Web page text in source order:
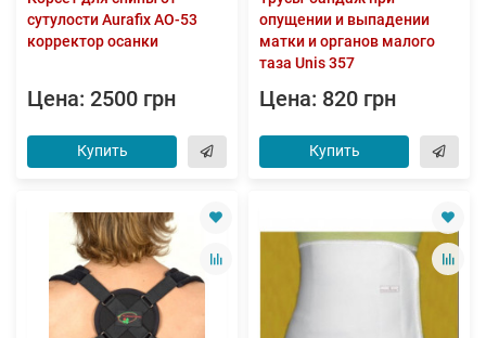
сутулости Aurafix AO-53
корректор осанки
Цена: 2500 грн
Купить
опущении и выпадении
матки и органов малого
таза Unis 357
Цена: 820 грн
Купить